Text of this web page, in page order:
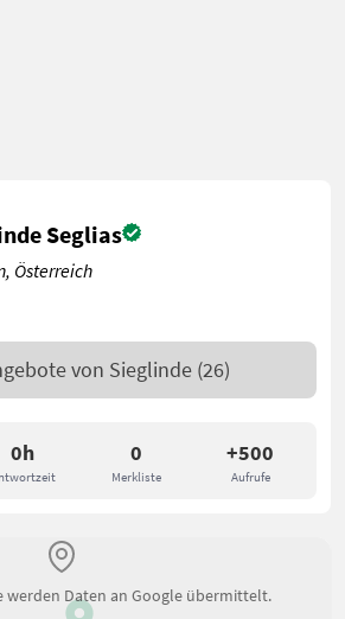
0h 0
Merkliste
+500
Aufrufe
Seglias
Österreich
von Sieglinde (26)
werden Daten an Google übermittelt.